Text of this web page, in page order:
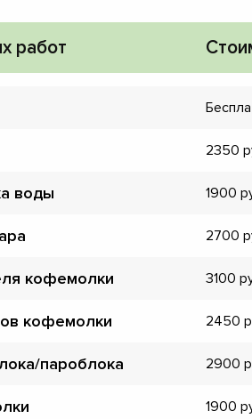
работ
2350
воды 1900
2700
кофемолки 3100
кофемолки 2450
пароблока 2900
1900